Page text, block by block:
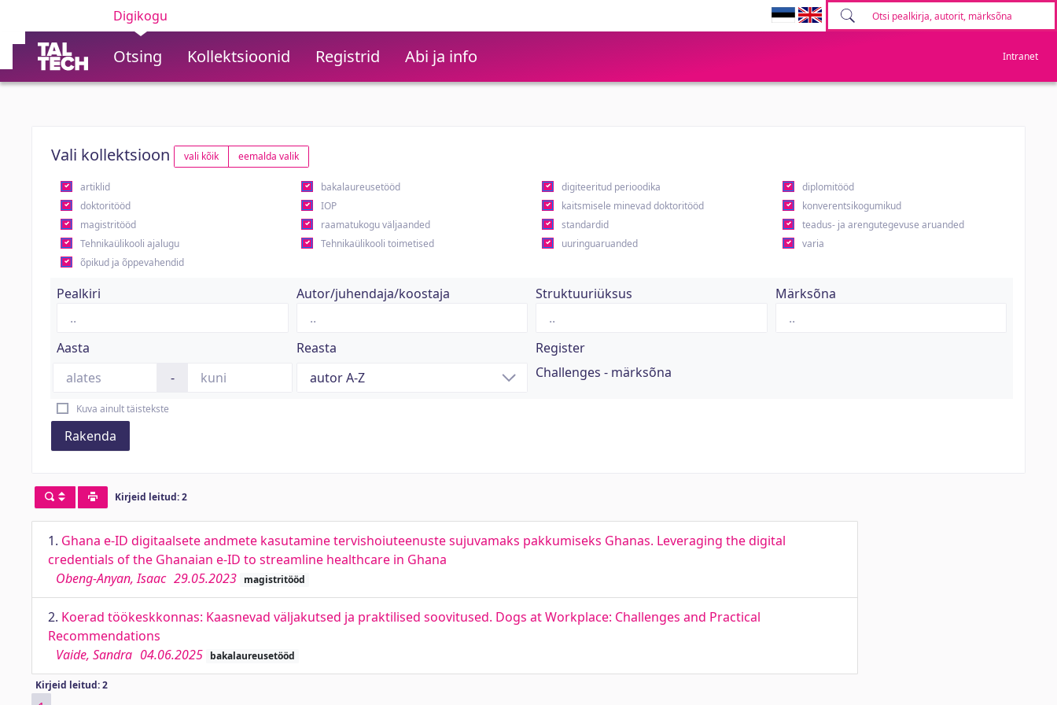
Digikogu
Otsing Kollektsioonid Registrid Abi ja info Intranet
Vali kollektsioon vali kõik eemalda valik
artiklid bakalaureusetööd digiteeritud perioodika
diplomitööd
doktoritööd
IOP kaitsmisele minevad doktoritööd
konverentsikogumikud
magistritööd
raamatukogu väljaanded standardid
teadus- ja arengutegevuse aruanded
Tehnikaülikooli ajalugu
Tehnikaülikooli toimetised uuringuaruanded
varia
õpikud ja õppevahendid
Pealkiri Autor/juhendaja/koostaja Struktuuriüksus Märksõna
Aasta
-
Reasta
Register
Challenges - märksõna
Kuva ainult täistekste
Rakenda
Kirjeid leitud: 2
1. Ghana e-ID digitaalsete andmete kasutamine tervishoiuteenuste sujuvamaks pakkumiseks Ghanas. Leveraging the digital
credentials of the Ghanaian e-ID to streamline healthcare in Ghana
Obeng-Anyan, Isaac 29.05.2023 magistritööd
2. Koerad töökeskkonnas: Kaasnevad väljakutsed ja praktilised soovitused. Dogs at Workplace: Challenges and Practical
Recommendations
Vaide, Sandra 04.06.2025 bakalaureusetööd
Kirjeid leitud: 2